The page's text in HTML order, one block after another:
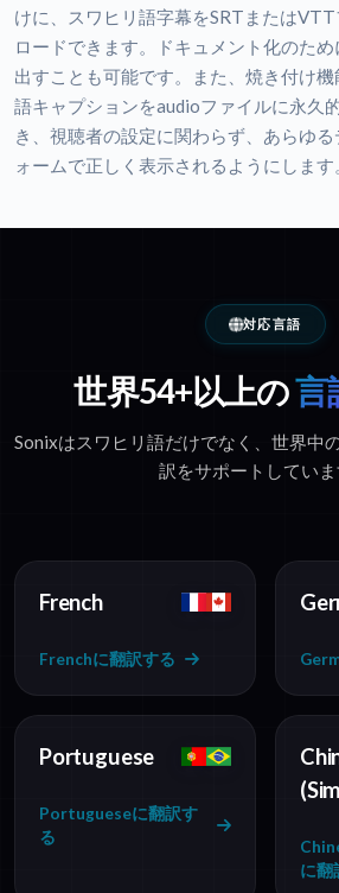
けに、スワヒリ語字幕をSRTまたは
ロードできます。ドキュメント化のた
出すことも可能です。また、焼き付け
語キャプションをaudioファイルに永久
き、視聴者の設定に関わらず、あらゆ
ォームで正しく表示されるようにします
対応言語
世界54+以上の言
Sonixはスワヒリ語だけでなく、世界中
訳をサポートしていま
French
Frenchに翻訳する
Portuguese
Portugueseに翻訳す
る
に翻